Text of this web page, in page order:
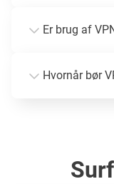
Er brug af
Hvornår bør